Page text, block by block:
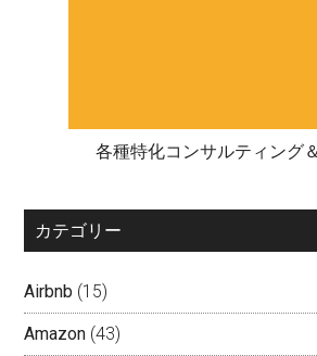
各種特化コンサルティング
カテゴリー
Airbnb (15)
Amazon (43)